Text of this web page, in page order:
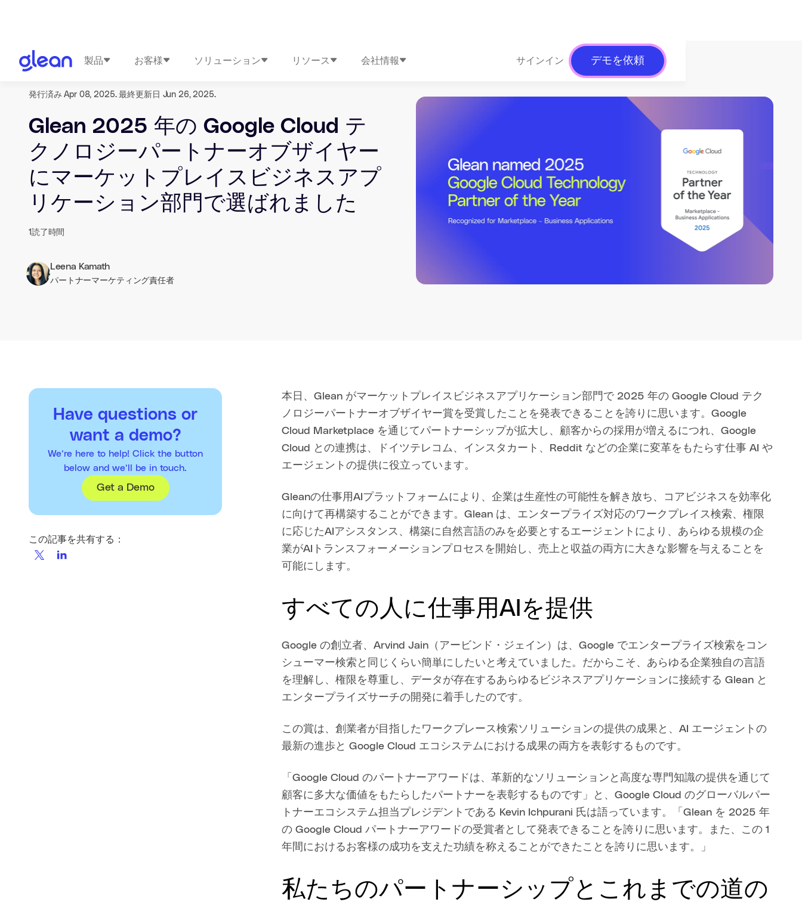
製品 お客様 ソリューション リソース 会社情報 サインイン デモを依頼
発行済み Apr 08, 2025. 最終更新日 Jun 26, 2025.
Glean 2025 年の Google Cloud テ
クノロジーパートナーオブザイヤー
にマーケットプレイスビジネスアプ
リケーション部門で選ばれました
1読了時間
Leena Kamath
パートナーマーケティング責任者
Have questions or
want a demo?
We’re here to help! Click the button
below and we’ll be in touch.
Get a Demo
この記事を共有する：
本日、Glean がマーケットプレイスビジネスアプリケーション部門で 2025 年の Google Cloud テク
ノロジーパートナーオブザイヤー賞を受賞したことを発表できることを誇りに思います。Google
Cloud Marketplace を通じてパートナーシップが拡大し、顧客からの採用が増えるにつれ、Google
Cloud との連携は、ドイツテレコム、インスタカート、Reddit などの企業に変革をもたらす仕事 AI や
エージェントの提供に役立っています。
Gleanの仕事用AIプラットフォームにより、企業は生産性の可能性を解き放ち、コアビジネスを効率化
に向けて再構築することができます。Glean は、エンタープライズ対応のワークプレイス検索、権限
に応じたAIアシスタンス、構築に自然言語のみを必要とするエージェントにより、あらゆる規模の企
業がAIトランスフォーメーションプロセスを開始し、売上と収益の両方に大きな影響を与えることを
可能にします。
すべての人に仕事用AIを提供
Google の創立者、Arvind Jain（アービンド・ジェイン）は、Google でエンタープライズ検索をコン
シューマー検索と同じくらい簡単にしたいと考えていました。だからこそ、あらゆる企業独自の言語
を理解し、権限を尊重し、データが存在するあらゆるビジネスアプリケーションに接続する Glean と
エンタープライズサーチの開発に着手したのです。
この賞は、創業者が目指したワークプレース検索ソリューションの提供の成果と、AI エージェントの
最新の進歩と Google Cloud エコシステムにおける成果の両方を表彰するものです。
「Google Cloud のパートナーアワードは、革新的なソリューションと高度な専門知識の提供を通じて
顧客に多大な価値をもたらしたパートナーを表彰するものです」と、Google Cloud のグローバルパー
トナーエコシステム担当プレジデントである Kevin Ichpurani 氏は語っています。「Glean を 2025 年
の Google Cloud パートナーアワードの受賞者として発表できることを誇りに思います。また、この 1
年間におけるお客様の成功を支えた功績を称えることができたことを誇りに思います。」
私たちのパートナーシップとこれまでの道の